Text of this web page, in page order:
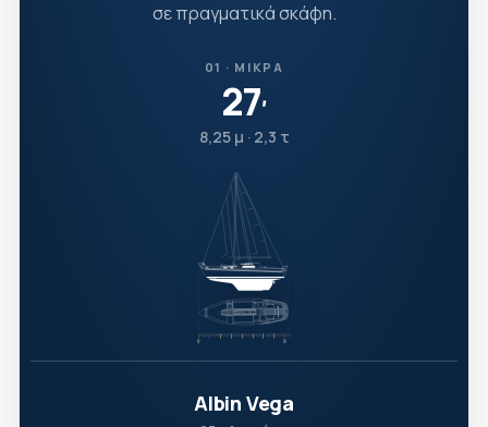
σε πραγματικά σκάφη.
01 · ΜΙΚΡΆ
27′
8,25 μ · 2,3 τ
Albin Vega